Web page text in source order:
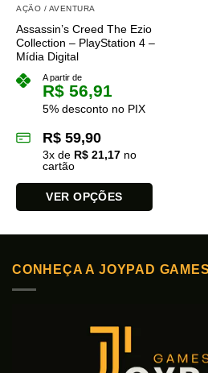
AÇÃO / AVENTURA
Assassin’s Creed The Ezio
Collection – PlayStation 4 –
Mídia Digital
A partir de
R$ 56,91
5% desconto no PIX
R$ 59,90
3x de R$ 21,17 no
cartão
VER OPÇÕES
produto
várias
variantes.
CONHEÇA A JOYPAD GAMES